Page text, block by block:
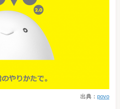
出典： povo